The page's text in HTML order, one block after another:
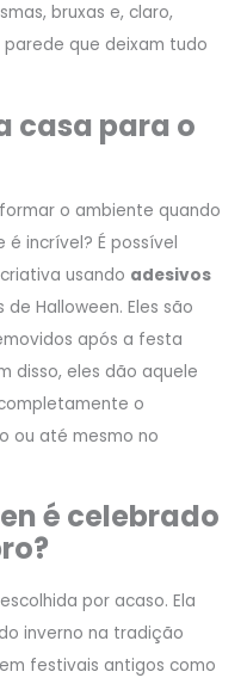
bruxas e, claro,
que deixam tudo
casa para o
o ambiente quando
é incrível? É possível
usando adesivos
Halloween. Eles são
após a festa
disso, eles dão aquele
o
ou até mesmo no
é celebrado
por acaso. Ela
inverno na tradição
festivais antigos como